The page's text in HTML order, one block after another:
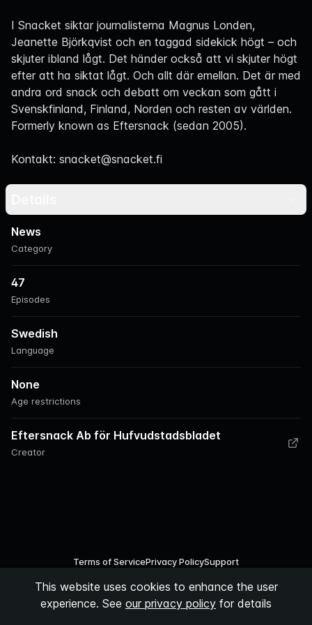
Navigation
I Snacket siktar journalisterna Magnus Londen,
Jeanette Björkqvist och en taggad sidekick högt – och
skjuter ibland lågt. Det händer också att vi skjuter högt
efter att ha siktat lågt. Och allt där emellan. Det är med
andra ord snack och debatt om veckan som gått i
Svenskfinland, Finland, Norden och resten av världen.
Formerly known as Eftersnack (sedan 2005).
Kontakt: snacket@snacket.fi
Category
News
Episodes
47
Language
Swedish
Age restrictions
None
Creator
Eftersnack Ab för Hufvudstadsbladet
Terms of ServicePrivacy PolicySupport
Podspace AB
This website uses cookies to enhance the user
experience. See our privacy policy for details